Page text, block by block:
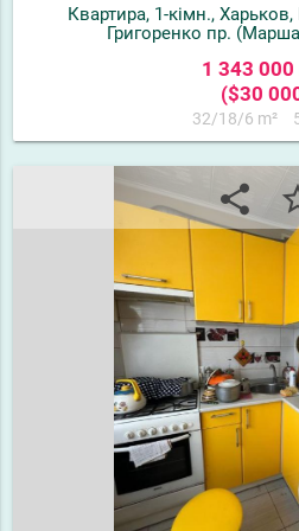
Квартира, 1-кімн.,
Григоренко пр.
1 343 000
($30
32/18/6 m²
share